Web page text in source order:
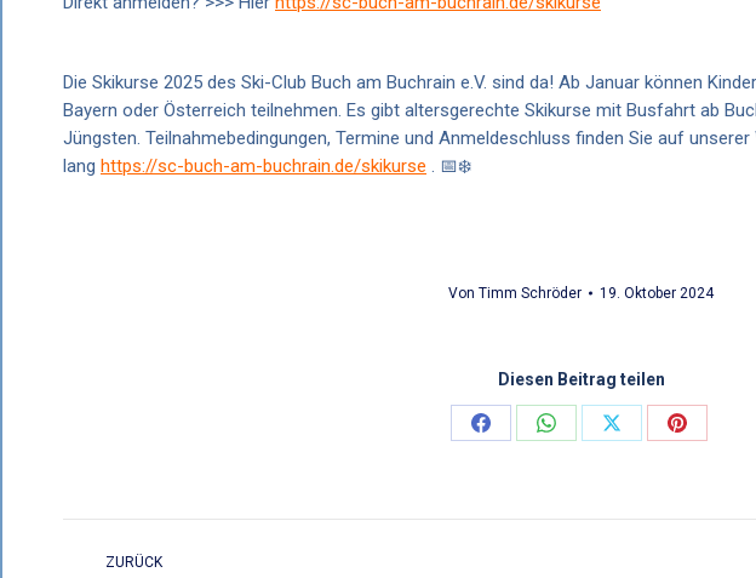
Die Skikurse 2025 des Ski-Club Buch am Buchrain e.V. sind da! Ab Januar können
Bayern oder Österreich teilnehmen. Es gibt altersgerechte Skikurse mit Busfahrt ab
Jüngsten. Teilnahmebedingungen, Termine und Anmeldeschluss finden Sie auf
lang https://sc-buch-am-buchrain.de/skikurse . 📅❄️
Von Timm Schröder 19. Oktober 2024
Diesen Beitrag teilen
Share
Share
Share
Share
ZURÜCK